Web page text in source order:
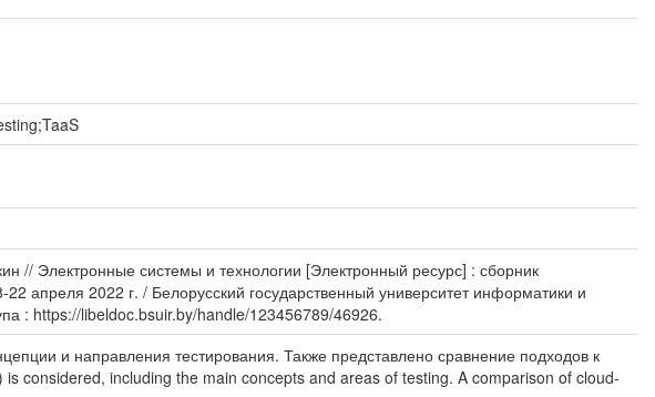
Электронные системы и технологии [Электронный ресурс] : сборник
апреля 2022 г. / Белорусский государственный университет информатики и
: https://libeldoc.bsuir.by/handle/123456789/46926.
и направления тестирования. Также представлено сравнение подходов к
considered, including the main concepts and areas of testing. A comparison of cloud-